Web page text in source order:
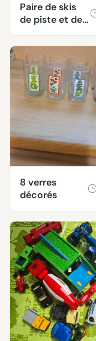
Paire de skis
de piste et de
fond
8 verres
décorés